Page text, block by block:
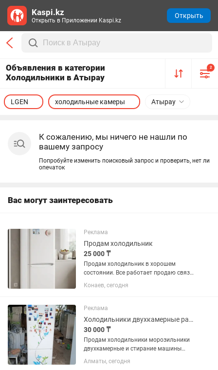
Объявления в категории
Холодильники в Атырау
2
Атырау
LGEN холодильные камеры
К сожалению, мы ничего не нашли по
вашему запросу
Попробуйте изменить поисковый запрос и проверить, нет ли
опечаток
Вас могут заинтересовать
Реклама
Продам холодильник
25 000 ₸
Продам холодильник в хорошем
состоянии. Все работает продаю связи
купили новую
Конаев, сегодня
Реклама
Холодильники двухкамерные разные варианты в хорошем рабочем состоянии
30 000 ₸
Продам холодильники морозильники
двухкамерные и стирание машины
автомат в хорошем рабочем
состоянии морозят отлично р-н
Алматы, сегодня
Kaspi.kz
Открыть в Приложении Kaspi.kz
Открыть